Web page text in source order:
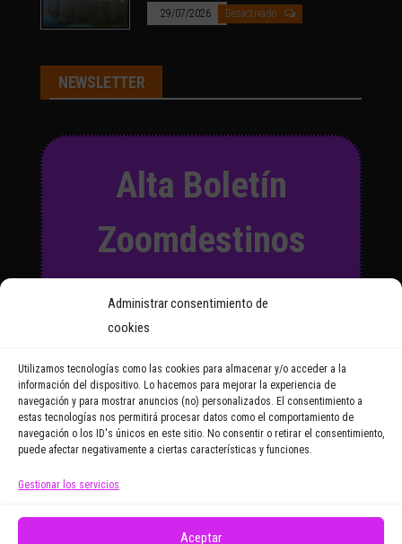
Administrar consentimiento de
cookies
Utilizamos tecnologías como las cookies para almacenar y/o acceder a la
información del dispositivo. Lo hacemos para mejorar la experiencia de
navegación y para mostrar anuncios (no) personalizados. El consentimiento a
estas tecnologías nos permitirá procesar datos como el comportamiento de
navegación o los ID's únicos en este sitio. No consentir o retirar el consentimiento,
puede afectar negativamente a ciertas características y funciones.
Gestionar los servicios
Aceptar
29/07/2026 Desactivado
NEWSLETTER
Alta Boletín
Zoomdestinos
y recibirás regularmente las
noticias y reportajes que
Email Address
electrónicos promocionales de Zoomdestinos.es